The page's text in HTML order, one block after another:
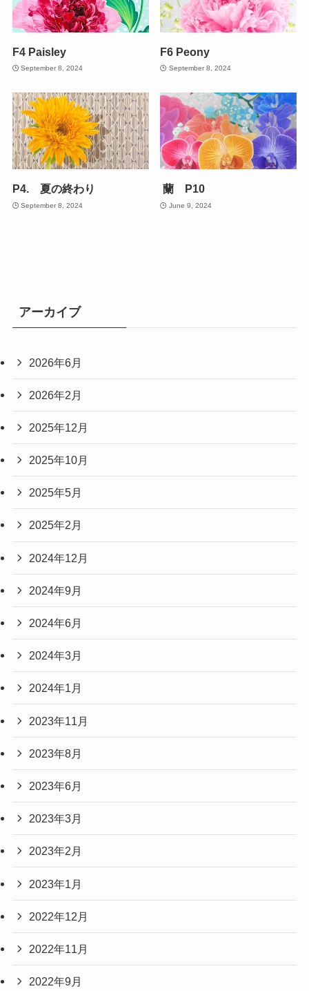
F4 Paisley
September 8, 2024
F6 Peony
September 8, 2024
P4. 夏の終わり
September 8, 2024
蘭 P10
June 9, 2024
アーカイブ
2026年6月
2026年2月
2025年12月
2025年10月
2025年5月
2025年2月
2024年12月
2024年9月
2024年6月
2024年3月
2024年1月
2023年11月
2023年8月
2023年6月
2023年3月
2023年2月
2023年1月
2022年12月
2022年11月
2022年9月